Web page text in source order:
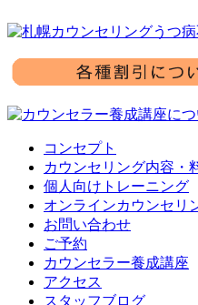
コンセプト
カウンセリング内容・
個人向けトレーニング
オンラインカウンセリ
お問い合わせ
ご予約
カウンセラー養成講座
アクセス
スタッフブログ